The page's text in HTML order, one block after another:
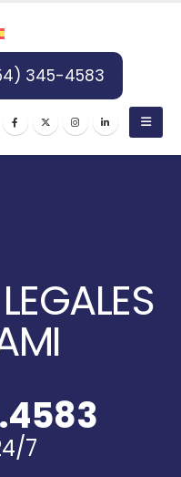
345-4583
7